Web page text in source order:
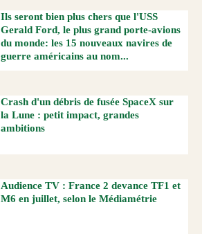
Ils seront bien plus chers que l'USS
Gerald Ford, le plus grand porte-avions
du monde: les 15 nouveaux navires de
guerre américains au nom...
Crash d'un débris de fusée SpaceX sur
la Lune : petit impact, grandes
ambitions
Audience TV : France 2 devance TF1 et
M6 en juillet, selon le Médiamétrie